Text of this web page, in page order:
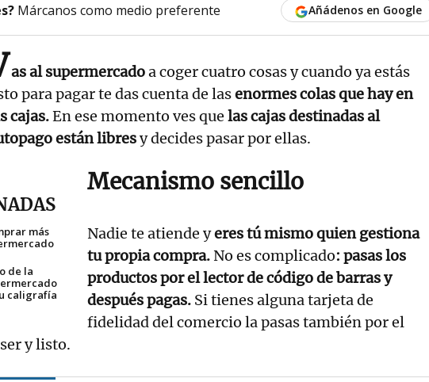
Márcanos como medio preferente Añádenos en Google
as al supermercadoa coger cuatro cosas y cuando ya estás
para pagar te das cuenta de lasenormes colas que hay en
cajas.En ese momento ves que las cajas destinadas al
están libresy decides pasar por ellas.
más
de la
caligrafía
Mecanismo sencillo
Nadie te atiende yeres tú mismo quien gestiona
tu propia compra. No es complicado: pasas los
productos por el lector de código de barras y
después pagas. Si tienes alguna tarjeta de
fidelidad del comercio la pasas también por el
y listo.